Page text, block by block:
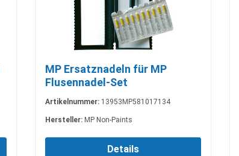
MP Ersatznadeln für MP
Flusennadel-Set
Artikelnummer: 13953MP581017134
Hersteller: MP Non-Paints
Details